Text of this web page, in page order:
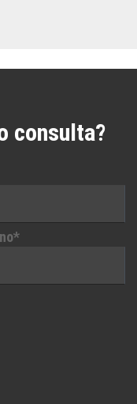
consulta?